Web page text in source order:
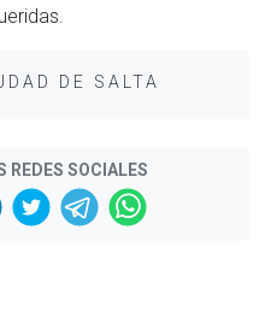
DE SALTA
REDES SOCIALES